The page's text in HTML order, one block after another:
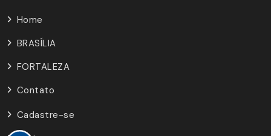
Home
BRASÍLIA
FORTALEZA
Contato
Cadastre-se